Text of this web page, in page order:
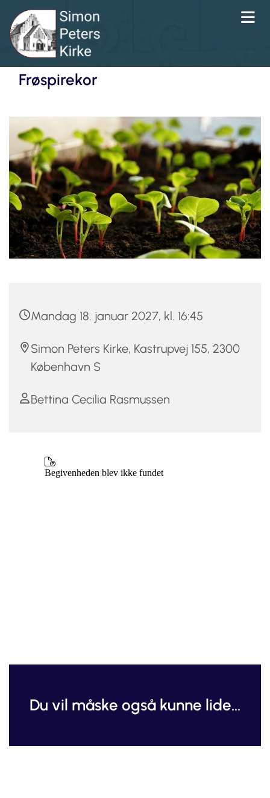
Frøspirekor
Mandag 18. januar 2027, kl. 16:45
Simon Peters Kirke, Kastrupvej 155, 2300
København S
Bettina Cecilia Rasmussen
Du vil måske også kunne lide...